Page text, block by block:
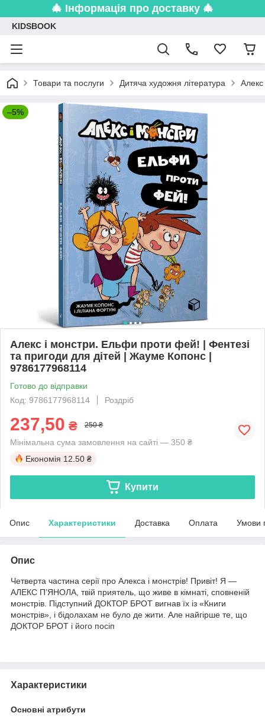
🎄 Інформація про доставку 🎄
KIDSBOOK
Товари та послуги Дитяча художня література
–5%
Алекс і монстри. Ельфи проти фей! | Фентезі
та пригоди для дітей | Жауме Копонс |
9786177968114
Готово до відправки
Код: 9786177968114
Роздріб
237,50 ₴ 250 ₴
Мінімальна сума замовлення на сайті — 350 ₴
Економія 12.50 ₴
Купити
Опис Характеристики Доставка Оплата Умови
Опис
Четверта частина серії про Алекса і монстрів! Привіт! Я —
АЛЕКС П’ЯНОЛА, твій приятель, що живе в кімнаті, сповненій
монстрів. Підступний ДОКТОР БРОТ вигнав їх із «Книги
монстрів», і бідолахам не було де жити. Але найгірше те, що
ДОКТОР БРОТ і його посіп
Характеристики
Основні атрибути